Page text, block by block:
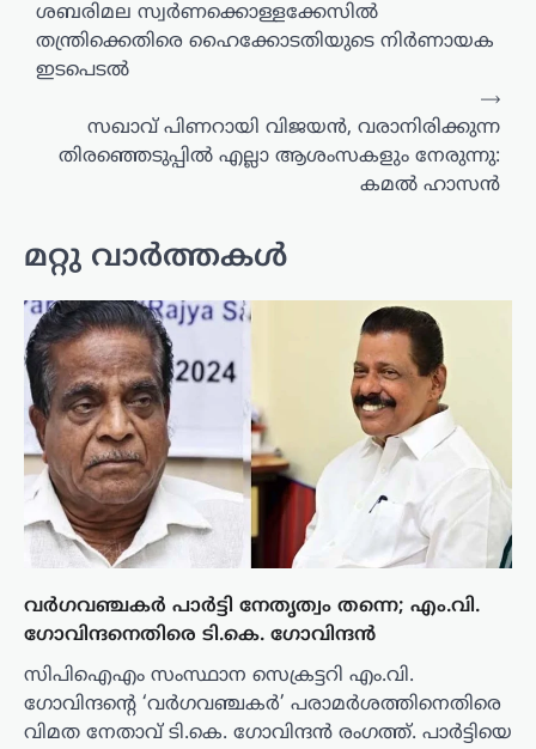
ശബരിമല സ്വർണക്കൊള്ളക്കേസിൽ
തന്ത്രിക്കെതിരെ ഹൈക്കോടതിയുടെ നിർണായക
ഇടപെടൽ
സഖാവ് പിണറായി വിജയൻ, വരാനിരിക്കുന്ന
തിരഞ്ഞെടുപ്പിൽ എല്ലാ ആശംസകളും നേരുന്നു:
കമൽ ഹാസൻ
⟶
മറ്റു വാർത്തകൾ
വർഗവഞ്ചകർ പാർട്ടി നേതൃത്വം തന്നെ; എം.വി.
ഗോവിന്ദനെതിരെ ടി.കെ. ഗോവിന്ദൻ
സിപിഐഎം സംസ്ഥാന സെക്രട്ടറി എം.വി.
ഗോവിന്ദന്റെ ‘വർഗവഞ്ചകർ’ പരാമർശത്തിനെതിരെ
വിമത നേതാവ് ടി.കെ. ഗോവിന്ദൻ രംഗത്ത്. പാർട്ടിയെ